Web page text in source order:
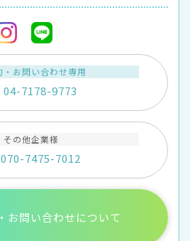
・お問い合わせ専用
04-7178-9773
その他企業様
070-7475-7012
お問い合わせについて